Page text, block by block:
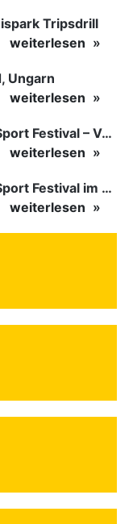
Tripsdrill
weiterlesen
Ungarn
weiterlesen
Dance Sport Festival – Volles Haus
weiterlesen
Dance Sport Festival im WM-Fieber
weiterlesen